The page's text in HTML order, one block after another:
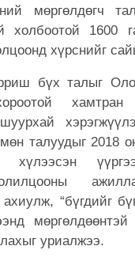
мөргөлдөгч
холбоотой 1600
хүрснийг
бүх талыг
талуудыг 2018
хүлээсэн
“бүгдийг
уриалжээ.